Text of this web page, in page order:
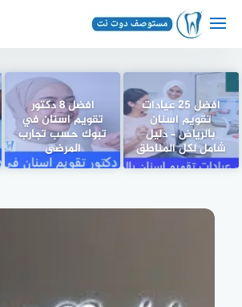
افضل 25 عيادات
تقويم اسنان
بالرياض – دليل
شامل لكل المناطق
افضل 8 دكتور
تقويم اسنان في
تبوك حسب تجارب
المرضى